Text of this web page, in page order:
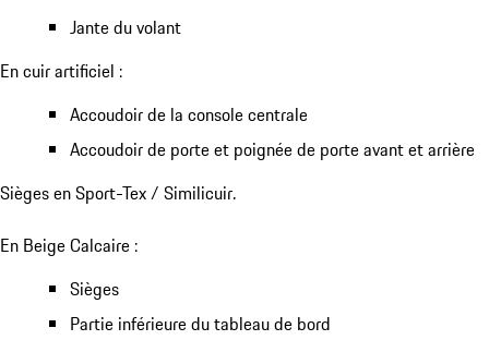
Jante du volant
En cuir artificiel :
Accoudoir de la console centrale
Accoudoir de porte et poignée de porte avant et arrière
Sièges en Sport-Tex / Similicuir.
En Beige Calcaire :
Sièges
Partie inférieure du tableau de bord